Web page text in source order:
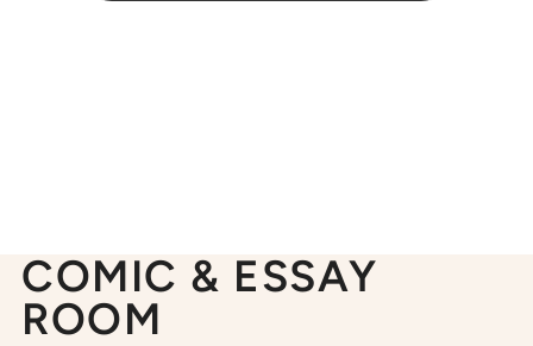
COMIC & ESSAY
ROOM